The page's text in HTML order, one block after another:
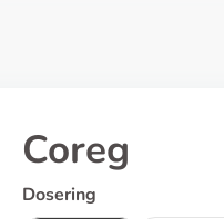
Coreg
Dosering